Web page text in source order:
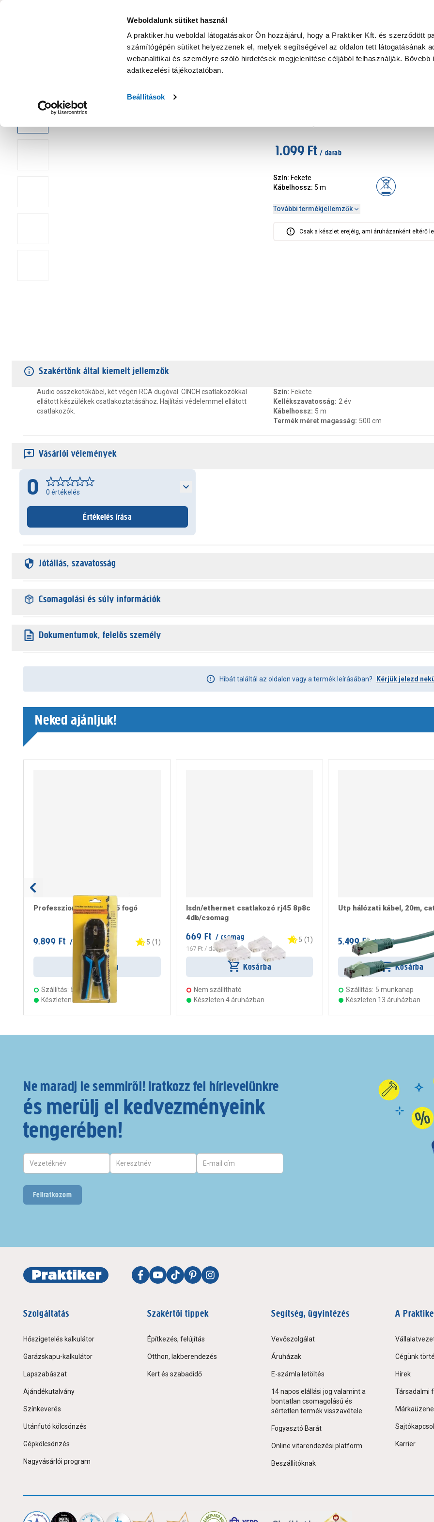
Weboldalunk sütiket használ
A praktiker.hu weboldal látogatásakor Ön hozzájárul, hogy a Praktiker Kft. és szerződött
számítógépén sütiket helyezzenek el, melyek segítségével az oldalon tett látogatásának
webanalitikai és személyre szóló hirdetések megjelenítése céljából felhasználják. Bővebb
adatkezelési tájékoztatóban.
Beállítások
KATEGÓRIÁK
Nyereményjáték Praktiker Professional Szakiajánló Ügyintézés és Információ
1.099 Ft / darab
Szín: Fekete
Kábelhossz: 5 m
További termékjellemzők
Csak a készlet erejéig, ami áruházanként eltérő
Szakértőnk által kiemelt jellemzők
Audio összekötőkábel, két végén RCA dugóval. CINCH csatlakozókkal
ellátott készülékek csatlakoztatásához. Hajlítási védelemmel ellátott
csatlakozók.
Szín: Fekete
Kellékszavatosság: 2 év
Kábelhossz: 5 m
Termék méret magasság: 500 cm
Vásárlói vélemények
0 0 értékelés
Értékelés írása
Jótállás, szavatosság
Csomagolási és súly információk
Dokumentumok, felelős személy
Hibát találtál az oldalon vagy a termék leírásában? Kérjük jelezd
Neked ajánljuk!
Professzionális krimpelő fogó
9.899 Ft / darab 5 (1 )
Kosárba
Szállítás: 5 munkanap
Készleten 14 áruházban
Isdn/ethernet csatlakozó rj45 8p8c
4db/csomag
669 Ft / csomag
167 Ft/ darab
5 (1 )
Kosárba
Nem szállítható
Készleten 4 áruházban
Utp hálózati kábel, 20m,
5.499 Ft / darab
Kosárba
Szállítás: 5 munkanap
Készleten 13 áruházban
Ne maradj le semmiről! Iratkozz fel hírlevelünkre
és merülj el kedvezményeink
tengerében!
Feliratkozom
Szolgáltatás
Hőszigetelés kalkulátor
Garázskapu-kalkulátor
Lapszabászat
Ajándékutalvány
Színkeverés
Utánfutó kölcsönzés
Gépkölcsönzés
Nagyvásárlói program
Szakértői tippek
Építkezés, felújítás
Otthon, lakberendezés
Kert és szabadidő
Segítség, ügyintézés
Vevőszolgálat
Áruházak
E-számla letöltés
14 napos elállási jog valamint a
bontatlan csomagolású és
sértetlen termék visszavétele
Fogyasztó Barát
Online vitarendezési platform
Beszállítóknak
A
Cégünk
Hírek
Társadalmi
Karrier